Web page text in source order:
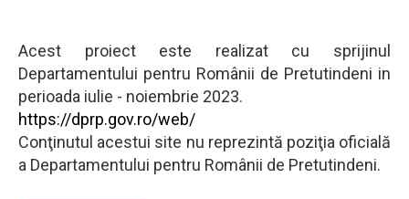
Acest proiect este realizat cu sprijinul
Departamentului pentru Românii de Pretutindeni in
perioada iulie - noiembrie 2023.
https://dprp.gov.ro/web/
Conţinutul acestui site nu reprezintă poziţia oficială
a Departamentului pentru Românii de Pretutindeni.